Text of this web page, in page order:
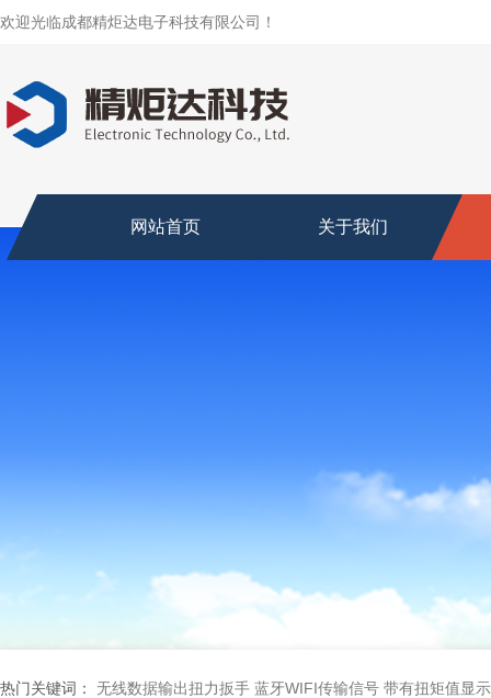
欢迎光临成都精炬达电子科技有限公司！
网站首页 关于我们
热门关键词： 无线数据输出扭力扳手 蓝牙WIFI传输信号 带有扭矩值显